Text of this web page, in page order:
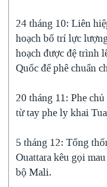
24 tháng 10: Liên
hoạch bố trí lực
hoạch được đệ trình
Quốc để phê chuẩn
20 tháng 11: Phe
từ tay phe ly khai
5 tháng 12: Tổng
Ouattara kêu gọi
bộ Mali.